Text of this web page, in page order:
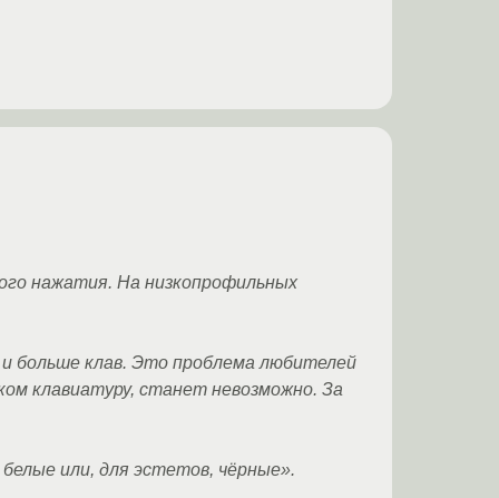
нажатия. На низкопрофильных
больше клав. Это проблема любителей
клавиатуру, станет невозможно. За
или, для эстетов, чёрные».